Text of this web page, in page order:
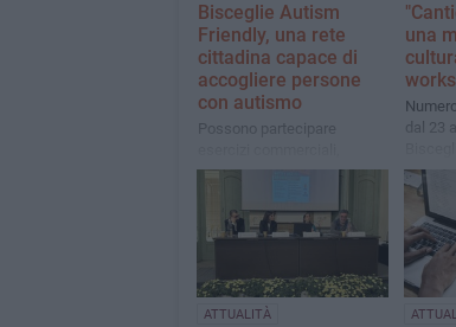
Bisceglie Autism
Friendly, una rete
cittadina capace di
accogliere persone
con autismo
Possono partecipare
istituzioni, enti e luoghi
entro il 20 settembre 2025
una
dal 23
ATTUALITÀ